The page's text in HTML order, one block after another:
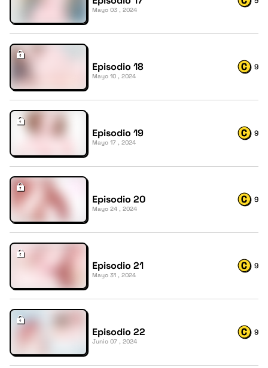
Mayo 03 , 2024
Episodio 18
Mayo 10 , 2024
9
Episodio 19
Mayo 17 , 2024
9
Episodio 20
Mayo 24 , 2024
9
Episodio 21
Mayo 31 , 2024
9
Episodio 22
Junio 07 , 2024
9